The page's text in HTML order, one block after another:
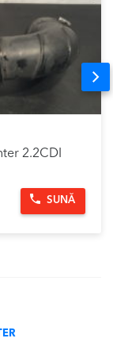
2.2CDI
SUNĂ